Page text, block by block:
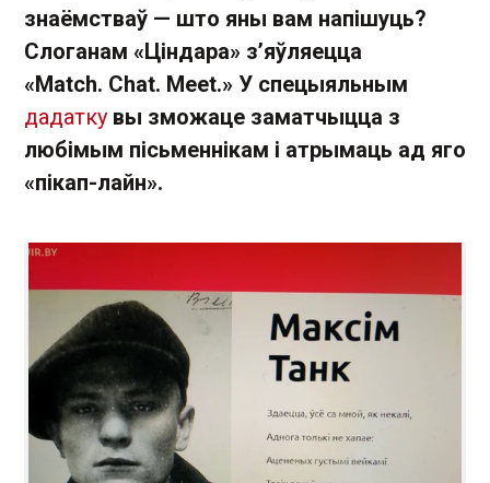
знаёмстваў — што яны вам напішуць?
Слоганам «Ціндара» з’яўляецца
«Match. Chat. Meet.» У спецыяльным
дадатку вы зможаце заматчыцца з
любімым пісьменнікам і атрымаць ад яго
«пікап-лайн».